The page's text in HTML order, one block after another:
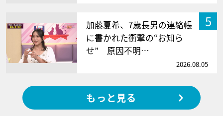
5
加藤夏希、7歳長男の連絡帳
に書かれた衝撃の“お知ら
せ” 原因不明…
2026.08.05
もっと見る